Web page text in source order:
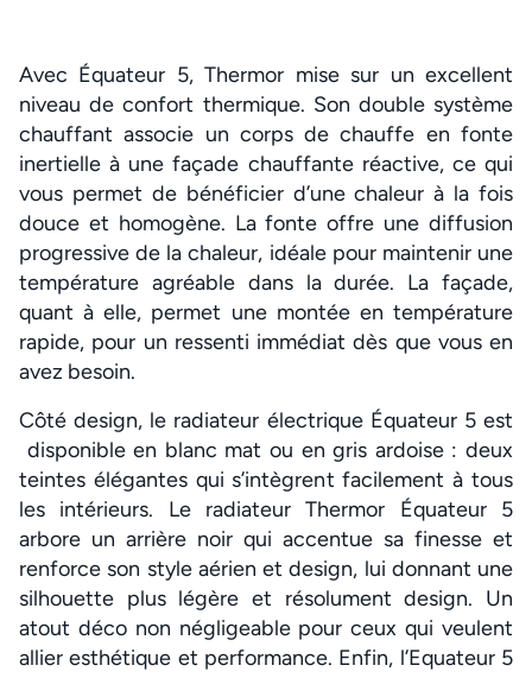
Avec Équateur 5, Thermor mise sur un excellent
niveau de confort thermique. Son double système
chauffant associe un corps de chauffe en fonte
inertielle à une façade chauffante réactive, ce qui
vous permet de bénéficier d’une chaleur à la fois
douce et homogène. La fonte offre une diffusion
progressive de la chaleur, idéale pour maintenir une
température agréable dans la durée. La façade,
quant à elle, permet une montée en température
rapide, pour un ressenti immédiat dès que vous en
avez besoin.
Côté design, le radiateur électrique Équateur 5 est
disponible en blanc mat ou en gris ardoise : deux
teintes élégantes qui s’intègrent facilement à tous
les intérieurs. Le radiateur Thermor Équateur 5
arbore un arrière noir qui accentue sa finesse et
renforce son style aérien et design, lui donnant une
silhouette plus légère et résolument design. Un
atout déco non négligeable pour ceux qui veulent
allier esthétique et performance. Enfin, l’Equateur 5